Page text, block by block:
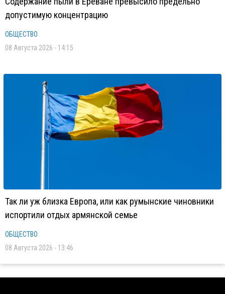
допустимую концентрацию
ОБЩЕСТВО
08 Августа 2026 - 14:15
Так ли уж близка Европа, или как румынские чиновники
испортили отдых армянской семье
ОБЩЕСТВО
08 Августа 2026 - 13:46